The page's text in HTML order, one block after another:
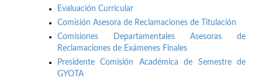
Evaluación Curricular
Comisión Asesora de Reclamaciones de Titulación
Comisiones Departamentales Asesoras de
Reclamaciones de Exámenes Finales
Presidente Comisión Académica de Semestre de
GYOTA